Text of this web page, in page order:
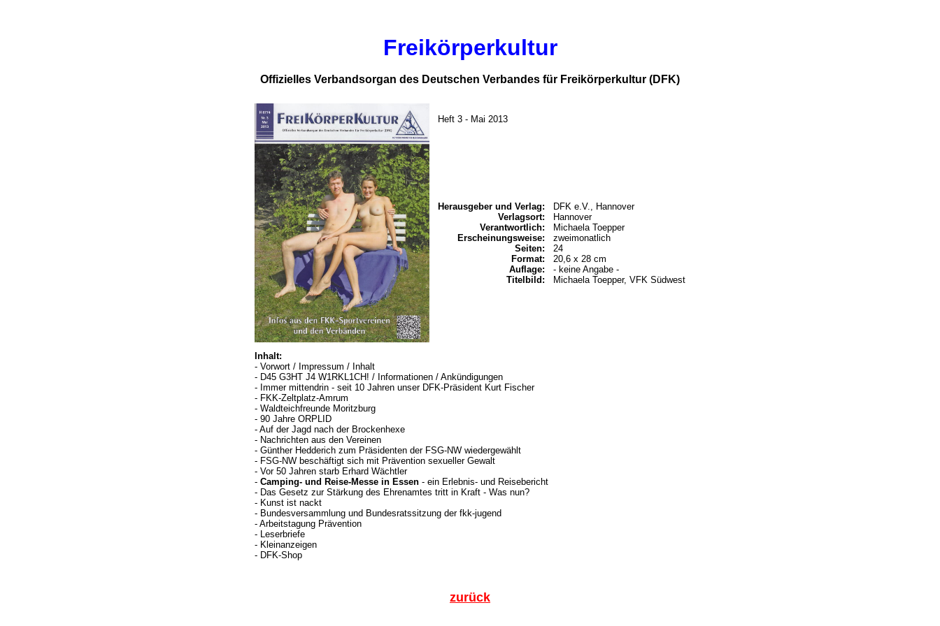
Freikörperkultur
Offizielles Verbandsorgan des Deutschen Verbandes für Freikörperkultur (DFK)
Heft 3 - Mai 2013
Herausgeber und Verlag:
Verlagsort:
Verantwortlich:
Erscheinungsweise:
Seiten:
Format:
Auflage:
Titelbild:
DFK e.V., Hannover
Hannover
Michaela Toepper
zweimonatlich
24
20,6 x 28 cm
- keine Angabe -
Michaela Toepper, VFK Südwest
Inhalt:
- Vorwort / Impressum / Inhalt
- D45 G3HT J4 W1RKL1CH! / Informationen / Ankündigungen
- Immer mittendrin - seit 10 Jahren unser DFK-Präsident Kurt Fischer
- FKK-Zeltplatz-Amrum
- Waldteichfreunde Moritzburg
- 90 Jahre ORPLID
- Auf der Jagd nach der Brockenhexe
- Nachrichten aus den Vereinen
- Günther Hedderich zum Präsidenten der FSG-NW wiedergewählt
- FSG-NW beschäftigt sich mit Prävention sexueller Gewalt
- Vor 50 Jahren starb Erhard Wächtler
- Camping- und Reise-Messe in Essen - ein Erlebnis- und Reisebericht
- Das Gesetz zur Stärkung des Ehrenamtes tritt in Kraft - Was nun?
- Kunst ist nackt
- Bundesversammlung und Bundesratssitzung der fkk-jugend
- Arbeitstagung Prävention
- Leserbriefe
- Kleinanzeigen
- DFK-Shop
zurück